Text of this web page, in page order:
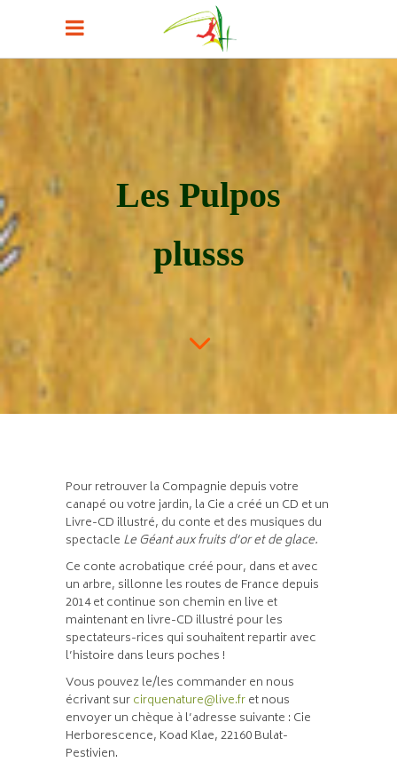
Les Pulpos
plusss
Pour retrouver la Compagnie depuis votre
canapé ou votre jardin, la Cie a créé un CD et un
Livre-CD illustré, du conte et des musiques du
spectacle Le Géant aux fruits d’or et de glace.
Ce conte acrobatique créé pour, dans et avec
un arbre, sillonne les routes de France depuis
2014 et continue son chemin en live et
maintenant en livre-CD illustré pour les
spectateurs-rices qui souhaitent repartir avec
l’histoire dans leurs poches !
Vous pouvez le/les commander en nous
écrivant surcirquenature@live.fret nous
envoyer un chèque à l’adresse suivante : Cie
Herborescence, Koad Klae, 22160 Bulat-
Pestivien.